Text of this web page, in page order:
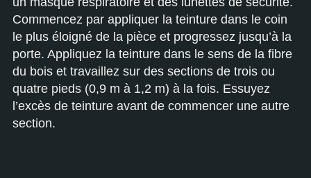
Commencez par appliquer la teinture dans le coin
le plus éloigné de la pièce et progressez jusqu’à la
porte. Appliquez la teinture dans le sens de la fibre
du bois et travaillez sur des sections de trois ou
quatre pieds (0,9 m à 1,2 m) à la fois. Essuyez
l’excès de teinture avant de commencer une autre
section.